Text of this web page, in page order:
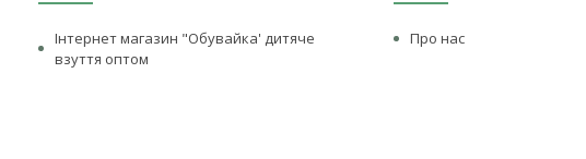
Інтернет магазин "Обувайка' дитяче
взуття оптом
Про нас